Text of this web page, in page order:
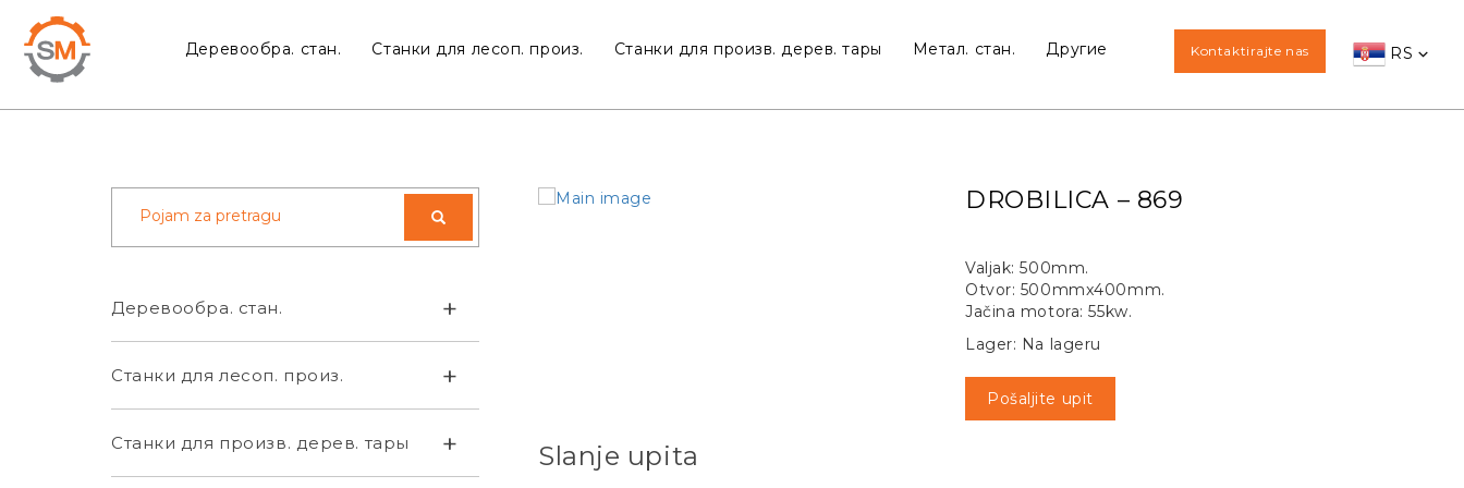
Деревообра. стан. Станки для лесоп. произ. Станки для произв. дерев. тары Метал. стан. Другие Kontaktirajte nas RS
Деревообра. стан. +
Станки для лесоп. произ. +
Станки для произв. дерев. тары +
DROBILICA – 869
Valjak: 500mm.
Otvor: 500mmx400mm.
Jačina motora: 55kw.
Lager: Na lageru
Pošaljite upit
Slanje upita